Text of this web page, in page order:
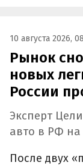
10 августа 2026,
Рынок
новых
России
Эксперт
авто в РФ на
После двух